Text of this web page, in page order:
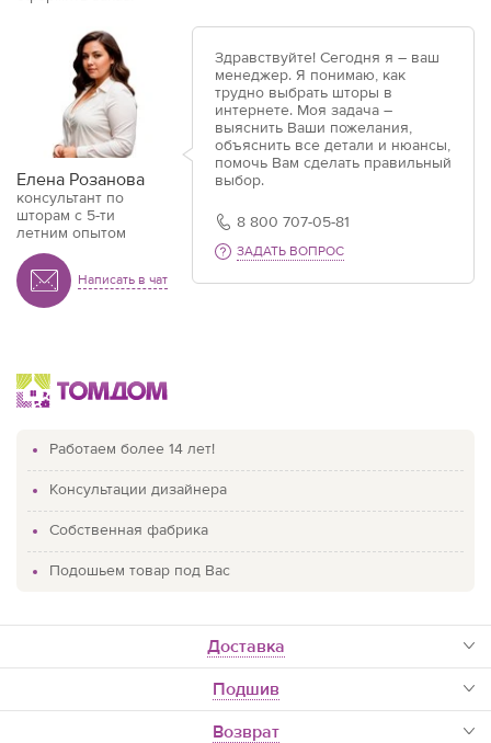
Елена Розанова
консультант по
шторам с 5-ти
летним опытом
Написать в чат
Здравствуйте! Сегодня я – ваш
менеджер. Я понимаю, как
трудно выбрать шторы в
интернете. Моя задача –
выяснить Ваши пожелания,
объяснить все детали и нюансы,
помочь Вам сделать правильный
выбор.
8 800 707-05-81
ЗАДАТЬ ВОПРОС
Работаем более 14 лет!
Консультации дизайнера
Собственная фабрика
Подошьем товар под Вас
доставка
Подшив
Возврат